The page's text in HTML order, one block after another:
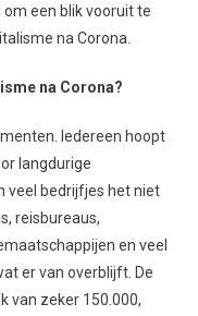
een blik vooruit te
na Corona.
na Corona?
Iedereen hoopt
langdurige
veel bedrijfjes het niet
reisbureaus,
en veel
er van overblijft. De
van zeker 150.000,